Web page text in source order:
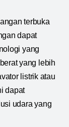
terbuka
dapat
yang
yang lebih
listrik atau
dapat
udara yang